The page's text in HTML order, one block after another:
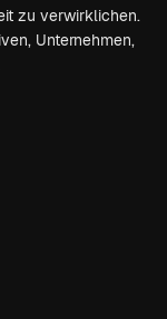
zu verwirklichen.
Unternehmen,